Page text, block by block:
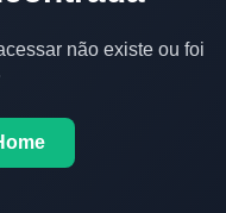
não existe ou foi